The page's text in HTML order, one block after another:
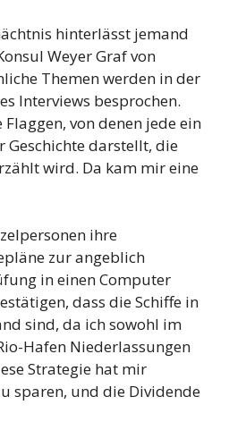
hinterlässt jemand
Weyer Graf von
Themen werden in der
Interviews besprochen.
Flaggen, von denen jede ein
Geschichte darstellt, die
wird. Da kam mir eine
ihre
zur angeblich
in einen Computer
dass die Schiffe in
sind, da ich sowohl im
Hafen Niederlassungen
Strategie hat mir
sparen, und die Dividende